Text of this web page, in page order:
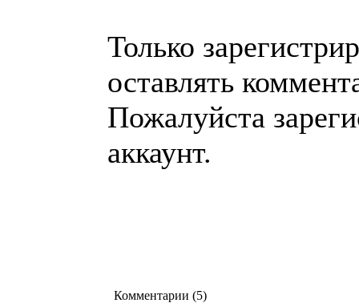
Только
оставлять
Пожалуйста
аккаунт.
Комментарии (5)